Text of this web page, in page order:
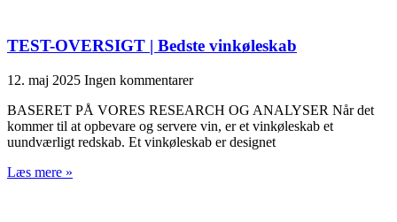
TEST-OVERSIGT | Bedste vinkøleskab
12. maj 2025 Ingen kommentarer
BASERET PÅ VORES RESEARCH OG ANALYSER Når det
kommer til at opbevare og servere vin, er et vinkøleskab et
uundværligt redskab. Et vinkøleskab er designet
Læs mere »